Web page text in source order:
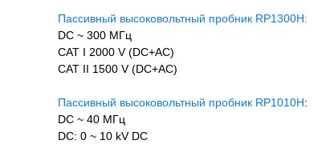
Пассивный высоковольтный пробник RP1300H:
DC ~ 300 МГц
CAT I 2000 V (DC+AC)
CAT II 1500 V (DC+AC)
Пассивный высоковольтный пробник RP1010H:
DC ~ 40 МГц
DC: 0 ~ 10 kV DC